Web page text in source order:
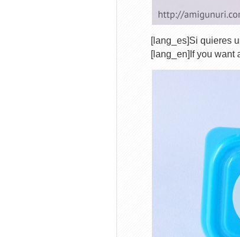
[lang_es]Si quieres
[lang_en]If you want